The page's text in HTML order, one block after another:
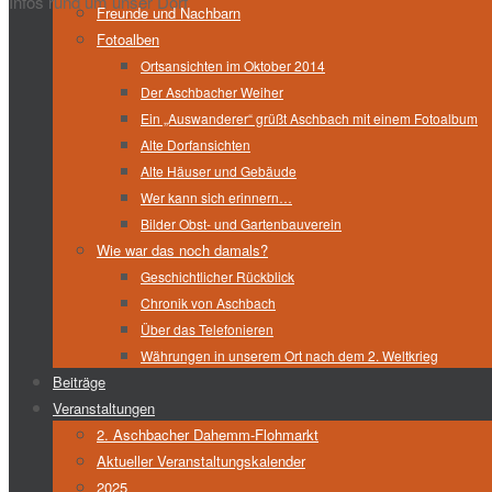
Freunde und Nachbarn
Fotoalben
Ortsansichten im Oktober 2014
Der Aschbacher Weiher
Ein „Auswanderer“ grüßt Aschbach mit einem Fotoalbum
Alte Dorfansichten
Alte Häuser und Gebäude
Wer kann sich erinnern…
Bilder Obst- und Gartenbauverein
Wie war das noch damals?
Geschichtlicher Rückblick
Chronik von Aschbach
Über das Telefonieren
Währungen in unserem Ort nach dem 2. Weltkrieg
Beiträge
Veranstaltungen
2. Aschbacher Dahemm-Flohmarkt
Aktueller Veranstaltungskalender
2025